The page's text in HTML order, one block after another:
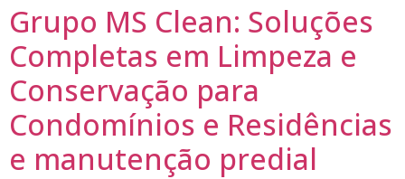
Grupo MS Clean: Soluções
Completas em Limpeza e
Conservação para
Condomínios e Residências
e manutenção predial